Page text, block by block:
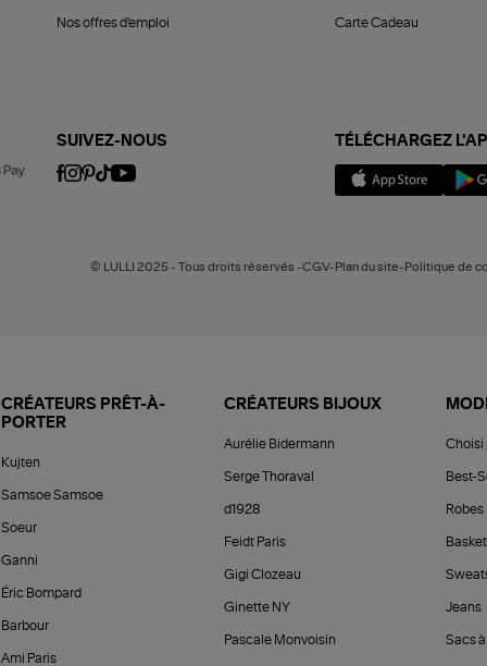
Nos offres d'emploi Carte Cadeau
SUIVEZ-NOUS TÉLÉCHARGEZ
© LULLI 2025 - Tous droits réservés -CGV-Plan du site-Politique de
CRÉATEURS PRÊT-À-
PORTER
Kujten
Samsoe Samsoe
Soeur
Ganni
Éric Bompard
Barbour
Ami Paris
CRÉATEURS BIJOUX
Aurélie Bidermann
Serge Thoraval
d1928
Feidt Paris
Gigi Clozeau
Ginette NY
Pascale Monvoisin
Choisi
Best-
Robes
Jeans
Sacs